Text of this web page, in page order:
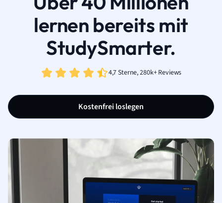
lernen bereits mit
StudySmarter.
4,7 Sterne, 280k+ Reviews
Kostenfrei loslegen